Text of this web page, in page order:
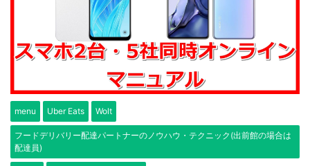
menu Uber Eats Wolt
フードデリバリー配達パートナーのノウハウ・テクニック(出前館の場合は
配達員)